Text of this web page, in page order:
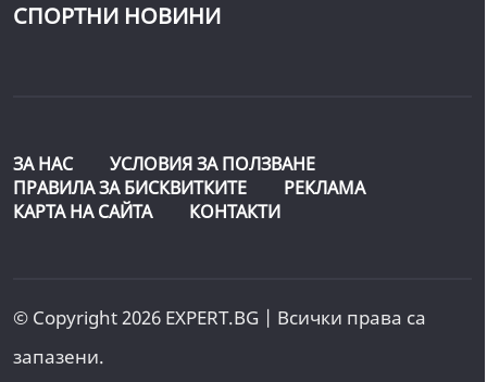
СПОРТНИ НОВИНИ
ЗА НАС
УСЛОВИЯ ЗА ПОЛЗВАНЕ
ПРАВИЛА ЗА БИСКВИТКИТЕ
РЕКЛАМА
КАРТА НА САЙТА
КОНТАКТИ
© Copyright 2026 EXPERT.BG | Всички права са
запазени.